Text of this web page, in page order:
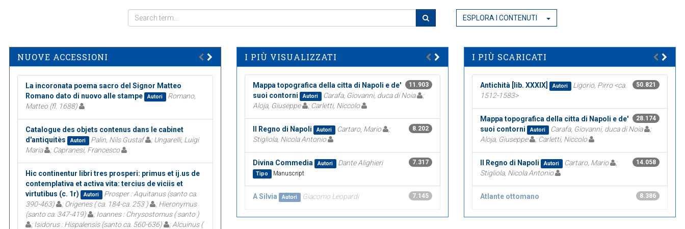
ESPLORA I CONTENUTI
NUOVE ACCESSIONI
La incoronata poema sacro del Signor Matteo
Romano dato di nuovo alle stampe
Autori
Romano,
Matteo (fl. 1688)
Catalogue des objets contenus dans le cabinet
d'antiquitès
Autori Palin, Nils Gustaf
; Ungarelli, Luigi
Maria
; Capranesi, Francesco
Hic continentur libri tres prosperi: primus et ij.us de
contemplativa et activa vita: tercius de viciis et
virtutibus (c. 1r)
Autori
Prosper : Aquitanus (santo ca.
390-463)
; Origenes ( ca. 184-ca. 253 )
; Hieronymus
(santo ca. 347-419)
; Ioannes : Chrysostomus ( santo )
; Isidorus : Hispalensis (santo ca. 560-636)
; Alcuinus (
I PIÙ VISUALIZZATI
11.903
Mappa topografica della citta di Napoli e de'
suoi contorni
Autori Carafa, Giovanni, duca di Noia
;
Aloja, Giuseppe
; Carletti, Niccolo
8.202
Il Regno di Napoli Autori Cartaro, Mario
;
Stigliola, Nicola Antonio
7.317
Divina Commedia Autori Dante Alighieri
Tipo Manuscript
7.145
A Silvia Autori Giacomo Leopardi
I PIÙ SCARICATI
50.821
Antichità [lib. XXXIX] Autori
Ligorio, Pirro <ca.
1512-1583>
28.174
Mappa topografica della citta di Napoli e de'
suoi contorni
Autori Carafa, Giovanni, duca di Noia
;
Aloja, Giuseppe
; Carletti, Niccolo
14.058
Il Regno di Napoli Autori Cartaro, Mario
;
Stigliola, Nicola Antonio
8.386
Atlante ottomano